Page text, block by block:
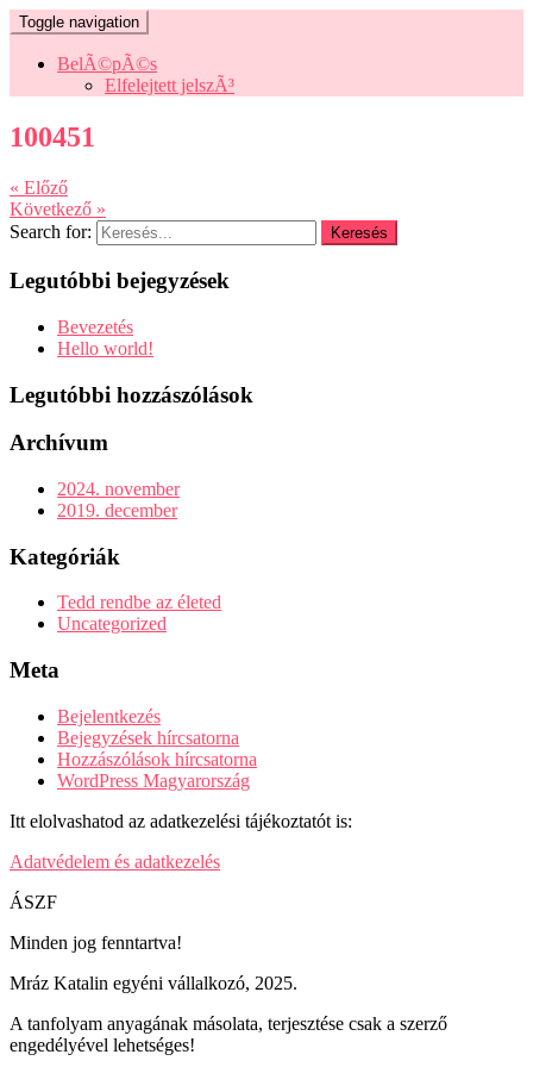
Toggle navigation
BelÃ©pÃ©s
Elfelejtett jelszÃ³
100451
« Előző
Következő »
Search for:
Legutóbbi bejegyzések
Bevezetés
Hello world!
Legutóbbi hozzászólások
Archívum
2024. november
2019. december
Kategóriák
Tedd rendbe az életed
Uncategorized
Meta
Bejelentkezés
Bejegyzések hírcsatorna
Hozzászólások hírcsatorna
WordPress Magyarország
Itt elolvashatod az adatkezelési tájékoztatót is:
Adatvédelem és adatkezelés
ÁSZF
Minden jog fenntartva!
Mráz Katalin egyéni vállalkozó, 2025.
A tanfolyam anyagának másolata, terjesztése csak a szerző
engedélyével lehetséges!